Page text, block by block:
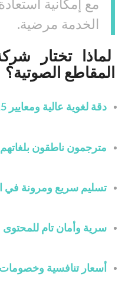
مع إمكانية
الخدمة مرضية.
لماذا تختار
المقاطع الصوتية؟
دقة لغوية عالية ومعايير ISO 17100/2015
مترجمون ناطقون بلغاتهم
تسليم سريع ومرونة في
سرية وأمان تام للمحتوى
أسعار تنافسية